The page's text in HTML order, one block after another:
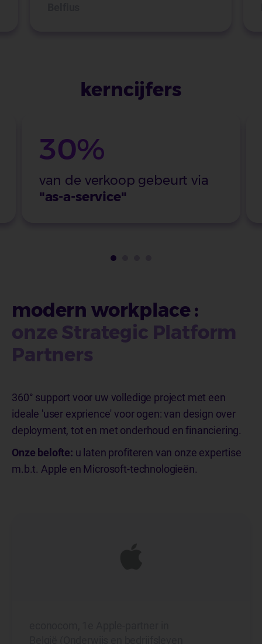
kerncijfers
30%
van de verkoop gebeurt via
"as-a-service"
modern workplace :
onze Strategic Platform
Partners
360° support voor uw volledige project met een
ideale 'user exprience' voor ogen: van design over
deployment, tot en met onderhoud en financiering.
Onze belofte: u laten profiteren van onze expertise
m.b.t. Apple en Microsoft-technologieën.